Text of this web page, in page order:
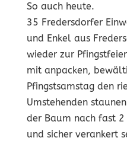
So auch heute.
35 Fredersdorfer
und Enkel aus
wieder zur
mit anpacken,
Pfingstsamstag den
Umstehenden
der Baum nach fast
und sicher verankert